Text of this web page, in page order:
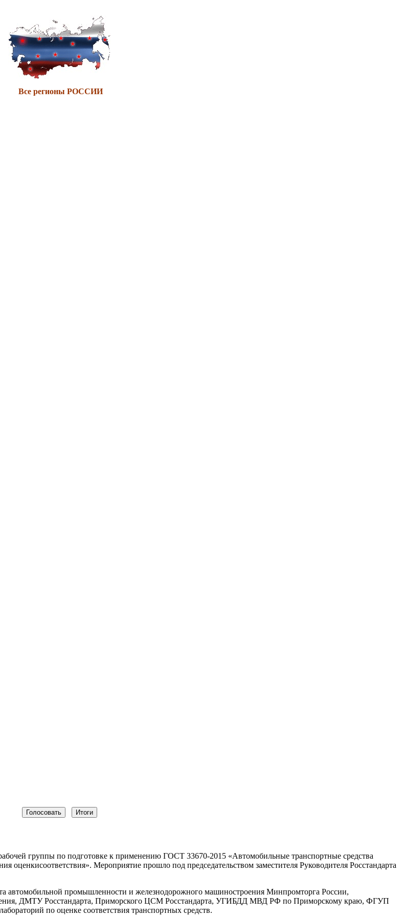
Все регионы РОССИИ
группы по подготовке к применению ГОСТ 33670-2015 «Автомобильные транспортные средства
Мероприятие прошло под председательством заместителя Руководителя Росстандарта
автомобильной промышленности и железнодорожного машиностроения Минпромторга России,
ДМТУ Росстандарта, Приморского ЦСМ Росстандарта, УГИБДД МВД РФ по Приморскому краю, ФГУП
по оценке соответствия транспортных средств.